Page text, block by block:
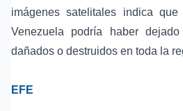
imágenes satelitales indica
Venezuela podría haber
dañados o destruidos en toda la
EFE